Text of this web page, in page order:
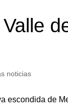
noticias